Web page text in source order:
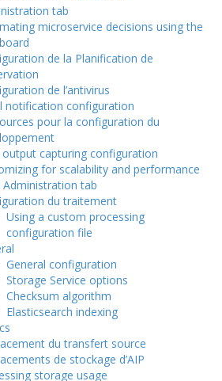
tab
microservice decisions using the
de la Planification de
de l’antivirus
notification configuration
pour la configuration du
output capturing configuration
for scalability and performance
Administration tab
du traitement
Using a custom processing
configuration file
General configuration
Storage Service options
Checksum algorithm
Elasticsearch indexing
du transfert source
de stockage d’AIP
storage usage